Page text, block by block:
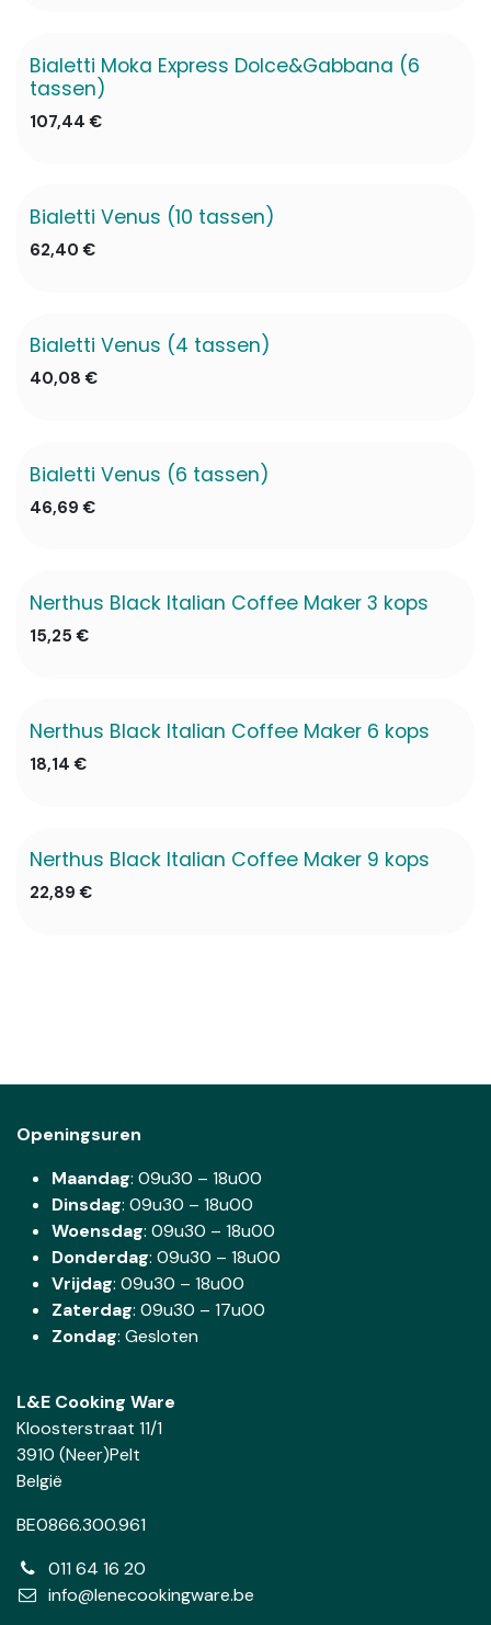
NIEUW
Bialetti Moka Express Dolce&Gabbana (6
tassen)
107,44 €
Bialetti Venus (10 tassen)
62,40 €
Bialetti Venus (4 tassen)
40,08 €
✖ Niet op voorraad
Bialetti Venus (6 tassen)
46,69 €
Nerthus Black Italian Coffee Maker 3 kops
15,25 €
Nerthus Black Italian Coffee Maker 6 kops
18,14 €
Nerthus Black Italian Coffee Maker 9 kops
22,89 €
Openingsuren
Maandag: 09u30 – 18u00
Dinsdag: 09u30 – 18u00
Woensdag: 09u30 – 18u00
Donderdag: 09u30 – 18u00
Vrijdag: 09u30 – 18u00
Zaterdag: 09u30 – 17u00
Zondag: Gesloten
L&E Cooking Ware
Kloosterstraat 11/1
3910 (Neer)Pelt
België
BE0866.300.961
011 64 16 20
info@lenecookingware.be